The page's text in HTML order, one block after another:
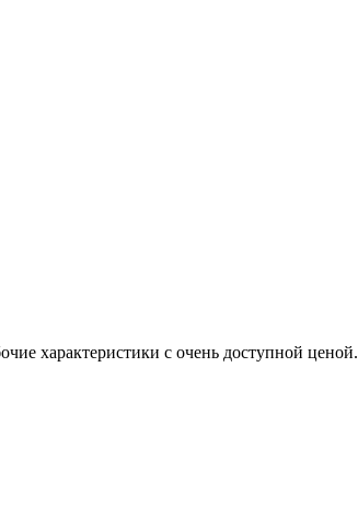
характеристики с очень доступной ценой.